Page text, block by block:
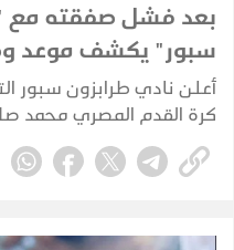
بعد فشل صفقته مع
سبور" يكشف موعد
إجراءات انتقاله
أعلن نادي طرابزون سبور
كرة القدم المصري محمد
الأربعاء، لاستكمال
إعلان بدء مفاوضات التعاقد